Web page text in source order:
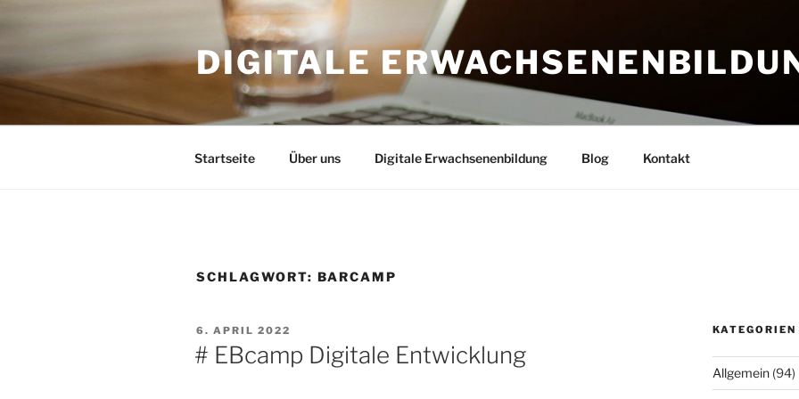
DIGITALE
Startseite Über uns Digitale Erwachsenenbildung Blog Kontakt
SCHLAGWORT: BARCAMP
POSTED
ON
6. APRIL 2022
# EBcamp Digitale Entwicklung
KATEGORIEN
Allgemein(94)